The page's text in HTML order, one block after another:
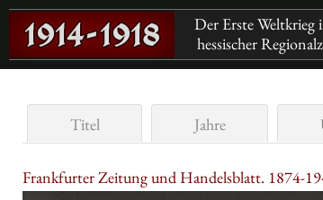
Der Erste Weltkrieg
hessischer
Titel Jahre
Frankfurter Zeitung und Handelsblatt. 1874-